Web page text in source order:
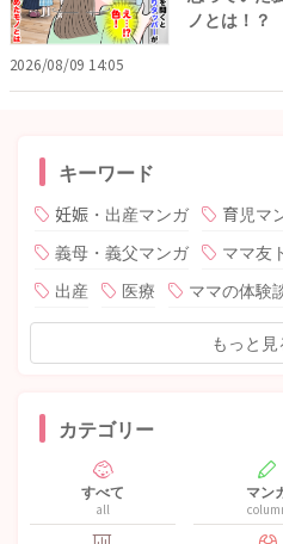
ノとは！？
2026/08/09 14:05
キーワード
妊娠・出産マンガ 育児マ
義母・義父マンガ
ママ友
出産
医療 ママの体験
もっと見
カテゴリー
すべて
all
マン